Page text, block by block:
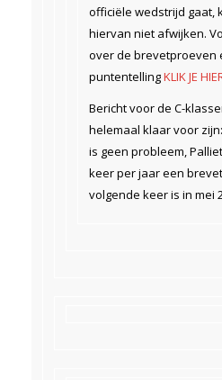
officiële wedstrijd gaat,
hiervan niet afwijken.
over de brevetproeven
puntentellingKLIK JE
Bericht voor de C-
helemaal klaar voor
is geen probleem,
keer per jaar een
volgende keer is in mei